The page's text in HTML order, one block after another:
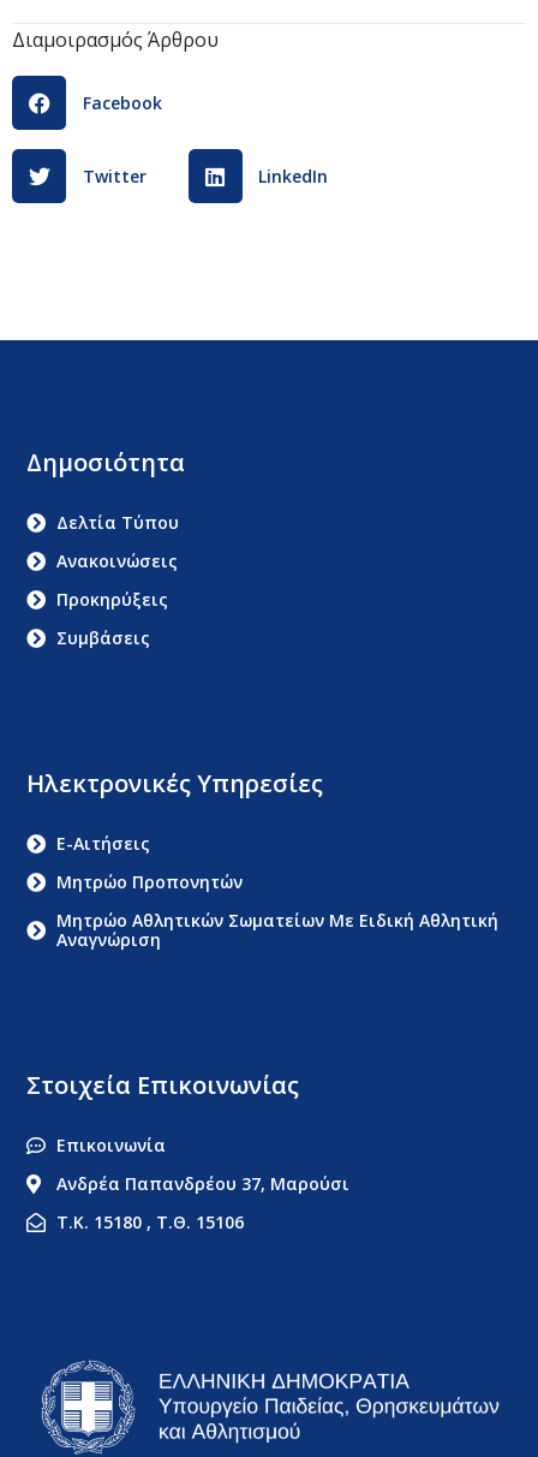
Διαμοιρασμός Άρθρου
Facebook
Twitter LinkedIn
Στοιχεία Επικοινωνίας
Επικοινωνία
Ανδρέα Παπανδρέου 37, Μαρούσι
Τ.Κ. 15180 , Τ.Θ. 15106
Ηλεκτρονικές Υπηρεσίες
E-Αιτήσεις
Μητρώο Προπονητών
Μητρώο Αθλητικών Σωματείων Με Ειδική Αθλητική
Αναγνώριση
Δημοσιότητα
Δελτία Τύπου
Ανακοινώσεις
Προκηρύξεις
Συμβάσεις